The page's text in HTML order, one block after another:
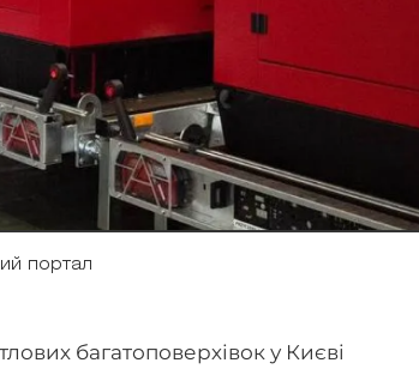
портал
багатоповерхівок у Києві